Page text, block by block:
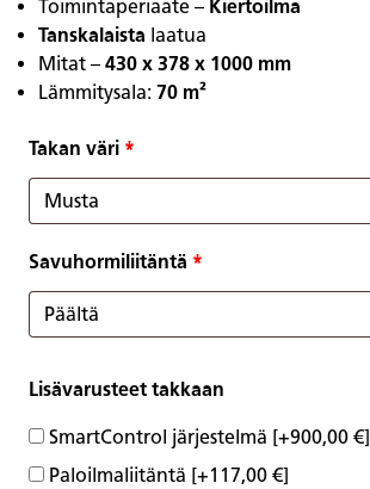
Toimintaperiaate – Kiertoilma
Tanskalaista laatua
Mitat – 430 x 378 x 1000 mm
Lämmitysala: 70 m²
Takan väri *
Savuhormiliitäntä *
Lisävarusteet takkaan
SmartControl järjestelmä [+900,00 €]
Paloilmaliitäntä [+117,00 €]